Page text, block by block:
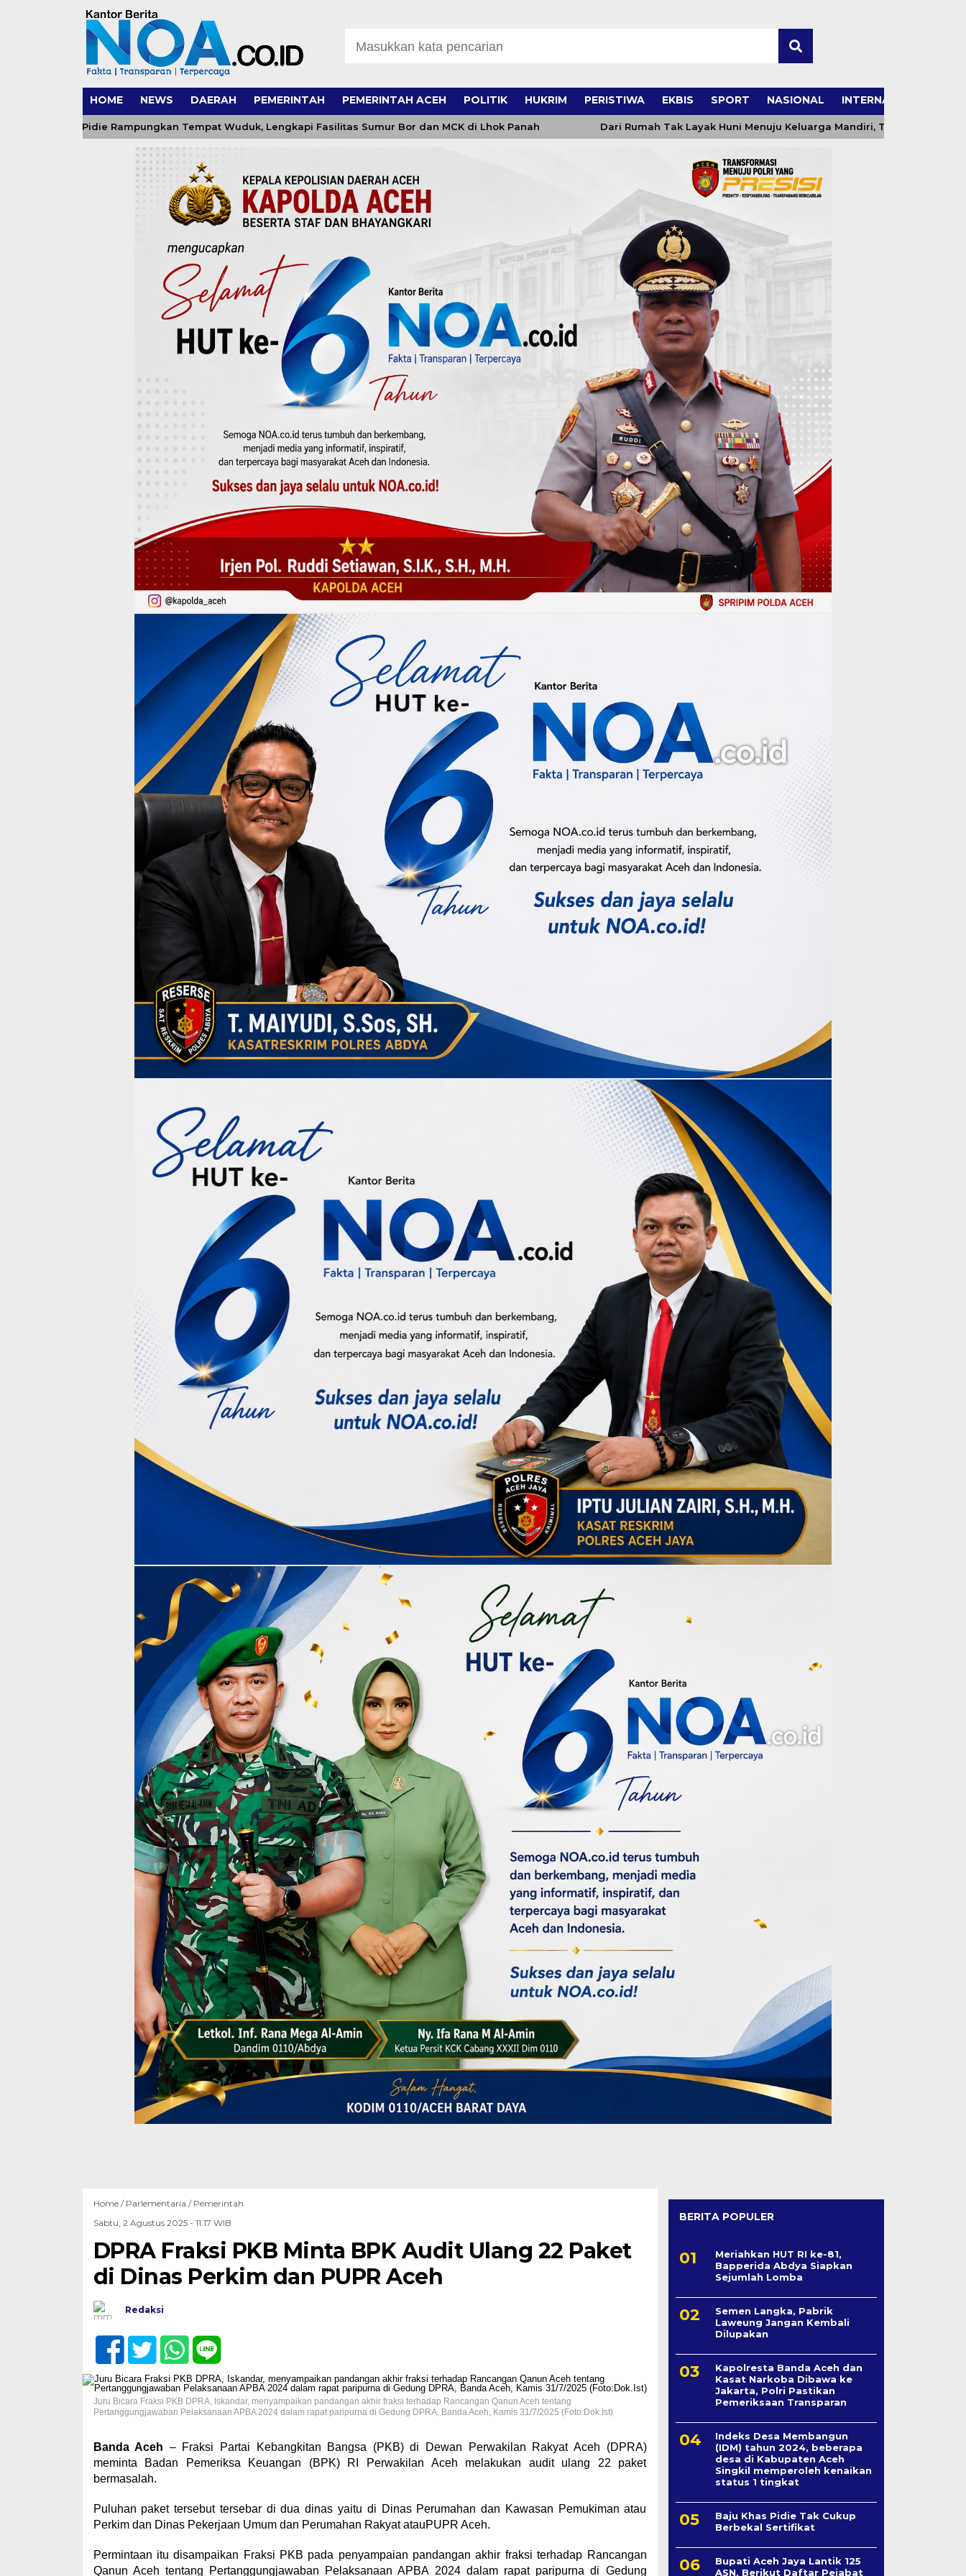
HOME NEWS DAERAH PEMERINTAH PEMERINTAH ACEH POLITIK HUKRIM PERISTIWA EKBIS SPORT NASIONAL INTERNASIONAL
0102/Pidie Rampungkan Tempat Wuduk, Lengkapi Fasilitas Sumur Bor dan MCK di Lhok Panah Dari Rumah Tak Layak Huni Menuju Keluarga Mandiri, TMMD ke-129 Kodim
Home / Parlementaria / Pemerintah
Sabtu, 2 Agustus 2025 - 11:17 WIB
DPRA Fraksi PKB Minta BPK Audit Ulang 22 Paket
di Dinas Perkim dan PUPR Aceh
Redaksi
Juru Bicara Fraksi PKB DPRA, Iskandar, menyampaikan pandangan akhir fraksi terhadap Rancangan Qanun Aceh tentang
Pertanggungjawaban Pelaksanaan APBA 2024 dalam rapat paripurna di Gedung DPRA, Banda Aceh, Kamis 31/7/2025 (Foto:Dok.Ist)
Banda Aceh – Fraksi Partai Kebangkitan Bangsa (PKB) di Dewan Perwakilan Rakyat Aceh (DPRA)
meminta Badan Pemeriksa Keuangan (BPK) RI Perwakilan Aceh melakukan audit ulang 22 paket
bermasalah.
Puluhan paket tersebut tersebar di dua dinas yaitu di Dinas Perumahan dan Kawasan Pemukiman atau
Perkim dan Dinas Pekerjaan Umum dan Perumahan Rakyat atauPUPR Aceh.
Permintaan itu disampaikan Fraksi PKB pada penyampaian pandangan akhir fraksi terhadap Rancangan
Qanun Aceh tentang Pertanggungjawaban Pelaksanaan APBA 2024 dalam rapat paripurna di Gedung
BERITA POPULER
Meriahkan HUT RI ke-81,
Bapperida Abdya Siapkan
Sejumlah Lomba
Semen Langka, Pabrik
Laweung Jangan Kembali
Dilupakan
Kapolresta Banda Aceh dan
Kasat Narkoba Dibawa ke
Jakarta, Polri Pastikan
Pemeriksaan Transparan
Indeks Desa Membangun
(IDM) tahun 2024, beberapa
desa di Kabupaten Aceh
Singkil memperoleh kenaikan
status 1 tingkat
Baju Khas Pidie Tak Cukup
Berbekal Sertifikat
Bupati Aceh Jaya Lantik 125
ASN, Berikut Daftar Pejabat